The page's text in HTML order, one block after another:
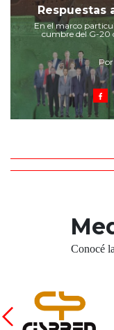
Respuestas
En el marco
cumbre del G-20
Conocé